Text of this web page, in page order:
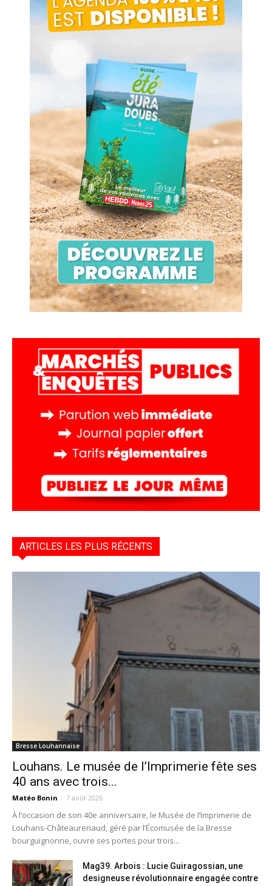
ARTICLES LES PLUS RÉCENTS
Bresse Louhannaise
Louhans. Le musée de l’Imprimerie fête ses
40 ans avec trois...
Matéo Bonin - 7 août 2026
À l’occasion de son 40e anniversaire, le Musée de l’Imprimerie de
Louhans-Châteaurenaud, géré par l’Écomusée de la Bresse
bourguignonne, ouvre ses portes pour trois...
Mag39. Arbois : Lucie Guiragossian, une
designeuse révolutionnaire engagée contre